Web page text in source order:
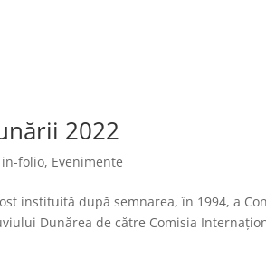
2022
folio, Evenimente
instituită după semnarea, în 1994, a
Dunărea de către Comisia